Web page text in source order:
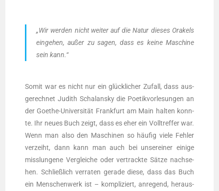
„Wir wer­den nicht wei­ter auf die Natur die­ses Ora­kels
ein­ge­hen, außer zu sagen, dass es kei­ne Maschi­ne
sein kann.“
Somit war es nicht nur ein glück­li­cher Zufall, dass aus­
ge­rech­net Judith Schal­an­sky die Poe­tik­vor­le­sun­gen an
der Goe­the-Uni­ver­si­tät Frank­furt am Main hal­ten konn­
te. Ihr neu­es Buch zeigt, dass es eher ein Voll­tref­fer war.
Wenn man also den Maschi­nen so häu­fig vie­le Feh­ler
ver­zeiht, dann kann man auch bei unser­ei­ner eini­ge
miss­lun­ge­ne Ver­glei­che oder ver­track­te Sät­ze nach­se­
hen. Schließ­lich ver­ra­ten gera­de die­se, dass das Buch
ein Men­schen­werk ist – kom­pli­ziert, anre­gend, her­aus­